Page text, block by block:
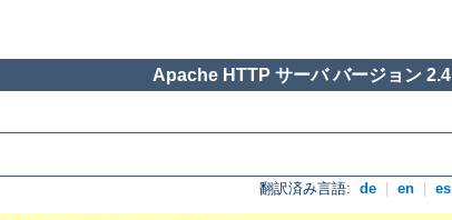
Apache HTTP サーバ バージョン 2.4
翻訳済み言語: de en es